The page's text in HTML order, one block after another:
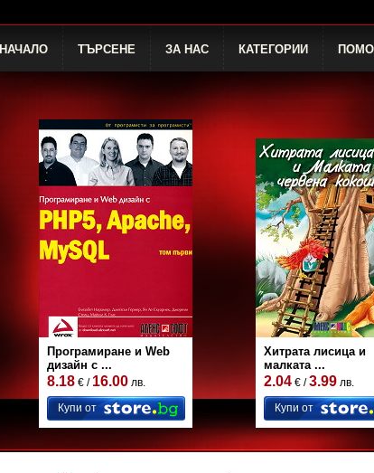
НАЧАЛО ТЪРСЕНЕ ЗА НАС КАТЕГОРИИ
Програмиране и Web
дизайн с ...
8.18 € / 16.00 лв.
Купи от
Хитрата лисица и
малката ...
2.04 € /3.99 лв.
Купи от